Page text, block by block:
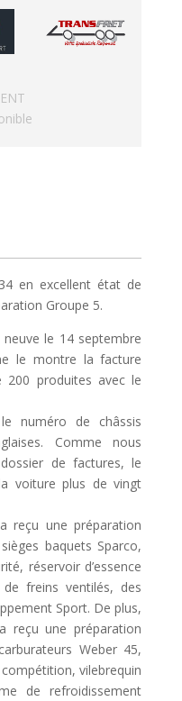
en excellent état de
Groupe 5.
le 14 septembre
le montre la facture
produites avec le
numéro de châssis
Comme nous
de factures, le
voiture plus de vingt
reçu une préparation
baquets Sparco,
réservoir d’essence
freins ventilés, des
Sport. De plus,
reçu une préparation
Weber 45,
vilebrequin
de refroidissement